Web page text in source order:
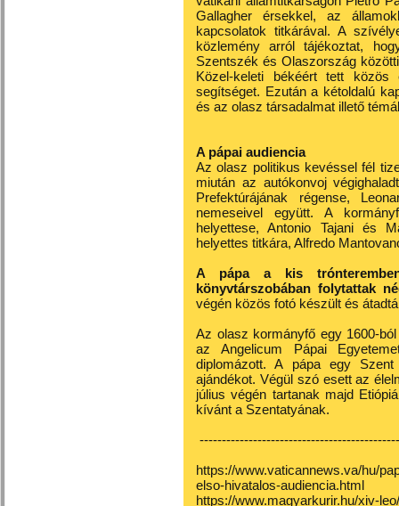
Gallagher érsekkel, az
kapcsolatok titkárával. A
közlemény arról tájékoztat,
Szentszék és Olaszország
Közel-keleti békéért tett közös
segítséget. Ezután a kétoldalú
és az olasz társadalmat illető
A pápai audiencia
Az olasz politikus kevéssel fél
miután az autókonvoj
Prefektúrájának régense,
nemeseivel együtt. A
helyettese, Antonio Tajani és
helyettes titkára, Alfredo
A pápa a kis
könyvtárszobában folytattak
végén közös fotó készült és
Az olasz kormányfő egy 1600-
az Angelicum Pápai
diplomázott. A pápa egy
ajándékot. Végül szó esett az
július végén tartanak majd
kívánt a Szentatyának.
https://www.vaticannews.va/hu/
elso-hivatalos-audiencia.html
https://www.magyarkurir.hu/xiv-